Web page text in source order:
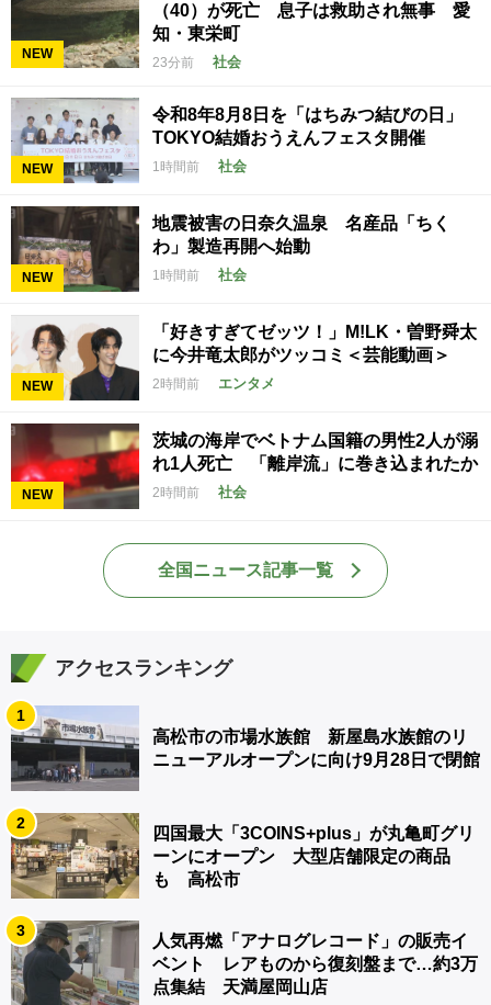
NEW
（40）が死亡 息子は救助され無事 愛
知・東栄町
23分前 社会
NEW
令和8年8月8日を「はちみつ結びの日」
TOKYO結婚おうえんフェスタ開催
1時間前 社会
NEW
地震被害の日奈久温泉 名産品「ちく
わ」製造再開へ始動
1時間前 社会
NEW
「好きすぎてゼッツ！」M!LK・曽野舜太
に今井竜太郎がツッコミ＜芸能動画＞
2時間前 エンタメ
NEW
茨城の海岸でベトナム国籍の男性2人が溺
れ1人死亡 「離岸流」に巻き込まれたか
2時間前 社会
全国ニュース記事一覧
アクセスランキング
1
高松市の市場水族館 新屋島水族館のリ
ニューアルオープンに向け9月28日で閉館
2
四国最大「3COINS+plus」が丸亀町グリ
ーンにオープン 大型店舗限定の商品
も 高松市
3
人気再燃「アナログレコード」の販売イ
ベント レアものから復刻盤まで…約3万
点集結 天満屋岡山店